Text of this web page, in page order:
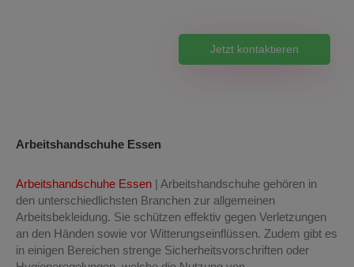
Jetzt kontaktieren
Arbeitshandschuhe Essen
Arbeitshandschuhe Essen | Arbeitshandschuhe gehören in
den unterschiedlichsten Branchen zur allgemeinen
Arbeitsbekleidung. Sie schützen effektiv gegen Verletzungen
an den Händen sowie vor Witterungseinflüssen. Zudem gibt es
in einigen Bereichen strenge Sicherheitsvorschriften oder